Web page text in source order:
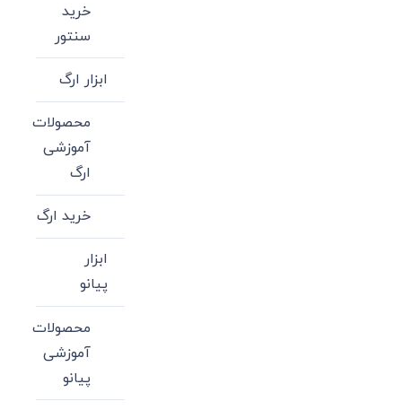
خرید
سنتور
ابزار ارگ
محصولات
آموزشی
ارگ
خرید ارگ
ابزار
پیانو
محصولات
آموزشی
پیانو